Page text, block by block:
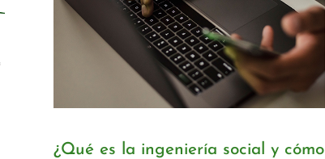
¿Qué es la ingeniería social y cómo